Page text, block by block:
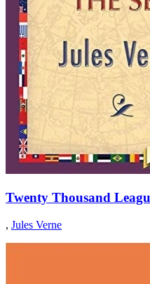
Twenty Thousand
, Jules Verne